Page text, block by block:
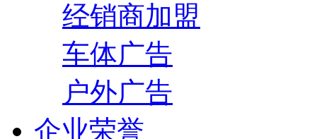
经销商加盟
车体广告
户外广告
企业荣誉